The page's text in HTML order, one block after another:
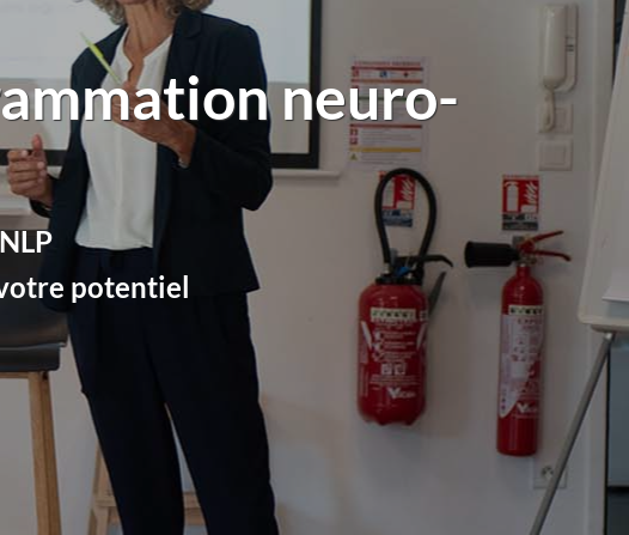
neuro-
potentiel